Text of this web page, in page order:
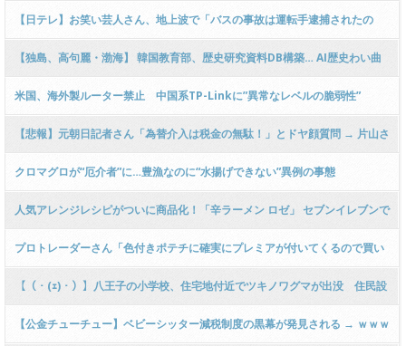
討 中東情勢受け
【日テレ】お笑い芸人さん、地上波で「バスの事故は運転手逮捕されたの
に、辺野古事故はなぜ情報が出ないの？」と空気を読まずに発言した結果 →
ｗｗｗｗｗｗｗｗｗｗｗｗｗｗ
【独島、高句麗・渤海】 韓国教育部、歴史研究資料DB構築… AI歴史わい曲
対応
米国、海外製ルーター禁止 中国系TP-Linkに”異常なレベルの脆弱性”
【悲報】元朝日記者さん「為替介入は税金の無駄！」とドヤ顔質問 → 片山さ
つき財務大臣「バカは相手にしてられない」とばかりに無言で出て行ってし
まう ｗｗｗｗｗｗｗｗｗｗｗ
クロマグロが“厄介者”に…豊漁なのに“水揚げできない”異例の事態
人気アレンジレシピがついに商品化！「辛ラーメン ロゼ」 セブンイレブンで
先行発売 クリーミーでまろやかな口当たり [5/13] [ばーど★]
プロトレーダーさん「色付きポテチに確実にプレミアが付いてくるので買い
占めを始めました！」 → 衝撃の画像にネット大混乱 → ｗｗｗｗｗｗｗｗｗ
ｗｗｗｗｗｗｗ
【（・(ｪ)・）】八王子の小学校、住宅地付近でツキノワグマが出没 住民設
置のカメラに成獣1頭写る 近くに大規模霊園も 東京
【公金チューチュー】ベビーシッター減税制度の黒幕が発見される → ｗｗｗ